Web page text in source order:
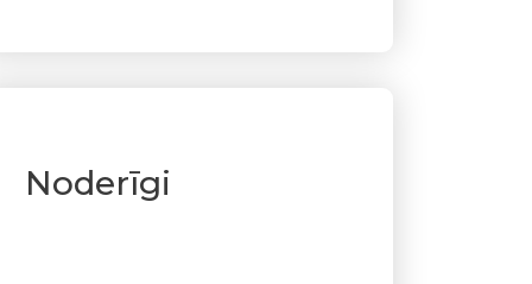
Noderīgi